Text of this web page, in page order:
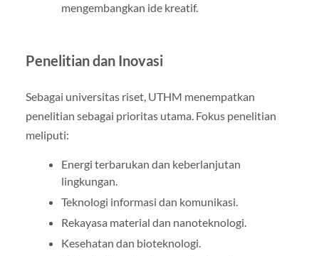
mengembangkan ide kreatif.
Penelitian dan Inovasi
Sebagai universitas riset, UTHM menempatkan
penelitian sebagai prioritas utama. Fokus penelitian
meliputi:
Energi terbarukan dan keberlanjutan
lingkungan.
Teknologi informasi dan komunikasi.
Rekayasa material dan nanoteknologi.
Kesehatan dan bioteknologi.